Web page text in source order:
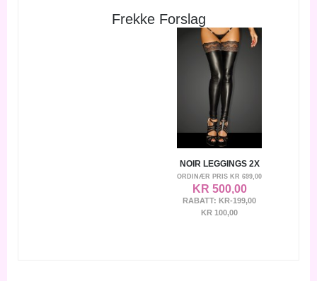
Frekke Forslag
NOIR LEGGINGS 2X
ORDINÆR PRIS KR 699,00
KR 500,00
RABATT: KR-199,00
KR 100,00